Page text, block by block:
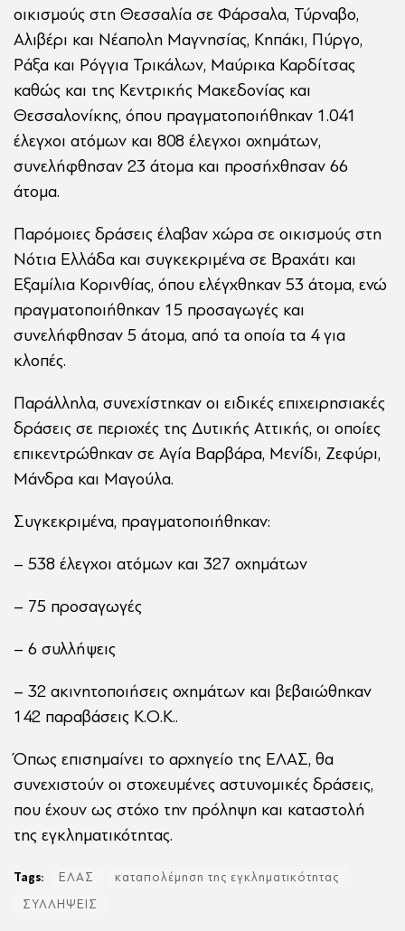
οικισμούς στη Θεσσαλία σε Φάρσαλα, Τύρναβο,
Αλιβέρι και Νέαπολη Μαγνησίας, Κηπάκι, Πύργο,
Ράξα και Ρόγγια Τρικάλων, Μαύρικα Καρδίτσας
καθώς και της Κεντρικής Μακεδονίας και
Θεσσαλονίκης, όπου πραγματοποιήθηκαν 1.041
έλεγχοι ατόμων και 808 έλεγχοι οχημάτων,
συνελήφθησαν 23 άτομα και προσήχθησαν 66
άτομα.
Παρόμοιες δράσεις έλαβαν χώρα σε οικισμούς στη
Νότια Ελλάδα και συγκεκριμένα σε Βραχάτι και
Εξαμίλια Κορινθίας, όπου ελέγχθηκαν 53 άτομα, ενώ
πραγματοποιήθηκαν 15 προσαγωγές και
συνελήφθησαν 5 άτομα, από τα οποία τα 4 για
κλοπές.
Παράλληλα, συνεχίστηκαν οι ειδικές επιχειρησιακές
δράσεις σε περιοχές της Δυτικής Αττικής, οι οποίες
επικεντρώθηκαν σε Αγία Βαρβάρα, Μενίδι, Ζεφύρι,
Μάνδρα και Μαγούλα.
Συγκεκριμένα, πραγματοποιήθηκαν:
– 538 έλεγχοι ατόμων και 327 οχημάτων
– 75 προσαγωγές
– 6 συλλήψεις
– 32 ακινητοποιήσεις οχημάτων και βεβαιώθηκαν
142 παραβάσεις Κ.Ο.Κ..
Όπως επισημαίνει το αρχηγείο της ΕΛΑΣ, θα
συνεχιστούν οι στοχευμένες αστυνομικές δράσεις,
που έχουν ως στόχο την πρόληψη και καταστολή
της εγκληματικότητας.
Tags: ΕΛΑΣ
καταπολέμηση της εγκληματικότητας
ΣΥΛΛΗΨΕΙΣ